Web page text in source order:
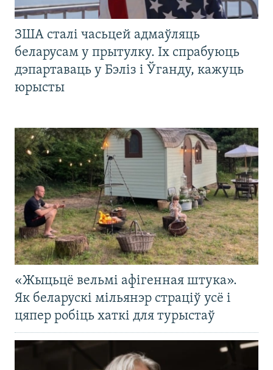
ЗША сталі часьцей адмаўляць
беларусам у прытулку. Іх спрабуюць
дэпартаваць у Бэліз і Ўганду, кажуць
юрысты
«Жыцьцё вельмі афігенная штука».
Як беларускі мільянэр страціў усё і
цяпер робіць хаткі для турыстаў